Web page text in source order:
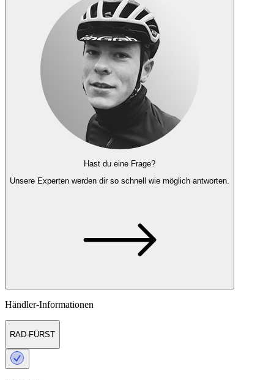
Hast du eine Frage?
Unsere Experten werden dir so schnell wie möglich antworten.
Händler-Informationen
RAD-FÜRST